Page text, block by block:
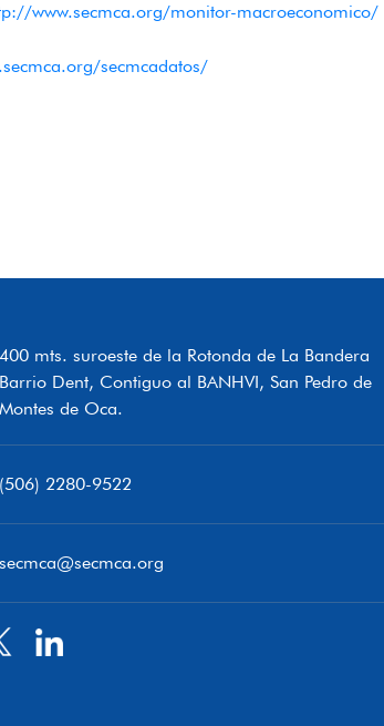
www.secmca.org/monitor-macroeconomico/
secmcadatos/
400 mts. suroeste de la Rotonda de La Bandera
Barrio Dent, Contiguo al BANHVI, San Pedro de
Montes de Oca.
(506) 2280-9522
secmca@secmca.org